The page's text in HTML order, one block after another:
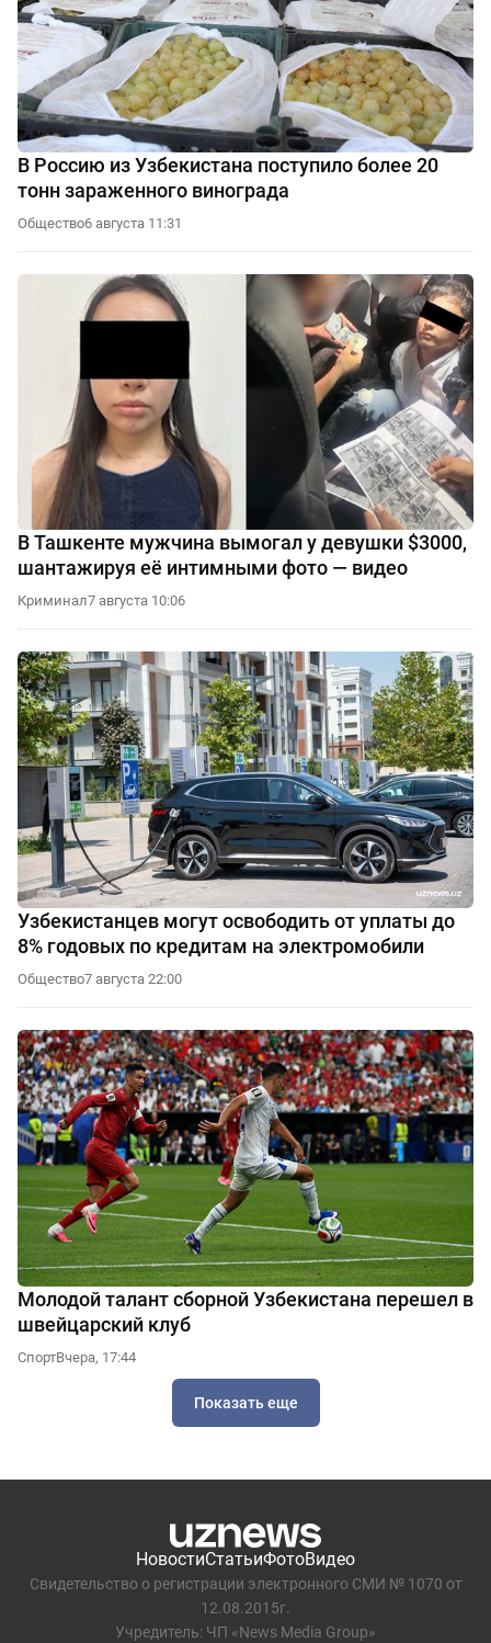
В Россию из Узбекистана поступило более 20
тонн зараженного винограда
Общество6 августа 11:31
В Ташкенте мужчина вымогал у девушки $3000,
шантажируя её интимными фото — видео
Криминал7 августа 10:06
Узбекистанцев могут освободить от уплаты до
8% годовых по кредитам на электромобили
Общество7 августа 22:00
Молодой талант сборной Узбекистана перешел в
швейцарский клуб
СпортВчера, 17:44
Показать еще
НовостиСтатьиФотоВидео
Свидетельство о регистрации электронного СМИ № 1070 от
12.08.2015г.
Учредитель: ЧП «News Media Group»